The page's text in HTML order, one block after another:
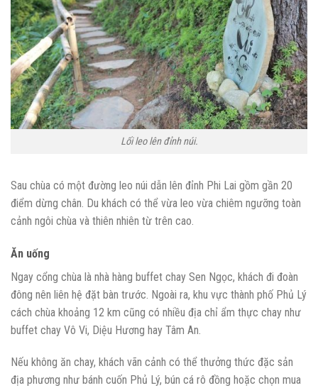
Lối leo lên đỉnh núi.
Sau chùa có một đường leo núi dẫn lên đỉnh Phi Lai gồm gần 20
điểm dừng chân. Du khách có thể vừa leo vừa chiêm ngưỡng toàn
cảnh ngôi chùa và thiên nhiên từ trên cao.
Ăn uống
Ngay cổng chùa là nhà hàng buffet chay Sen Ngọc, khách đi đoàn
đông nên liên hệ đặt bàn trước. Ngoài ra, khu vực thành phố Phủ Lý
cách chùa khoảng 12 km cũng có nhiều địa chỉ ẩm thực chay như
buffet chay Vô Vi, Diệu Hương hay Tâm An.
Nếu không ăn chay, khách vãn cảnh có thể thưởng thức đặc sản
địa phương như bánh cuốn Phủ Lý, bún cá rô đồng hoặc chọn mua